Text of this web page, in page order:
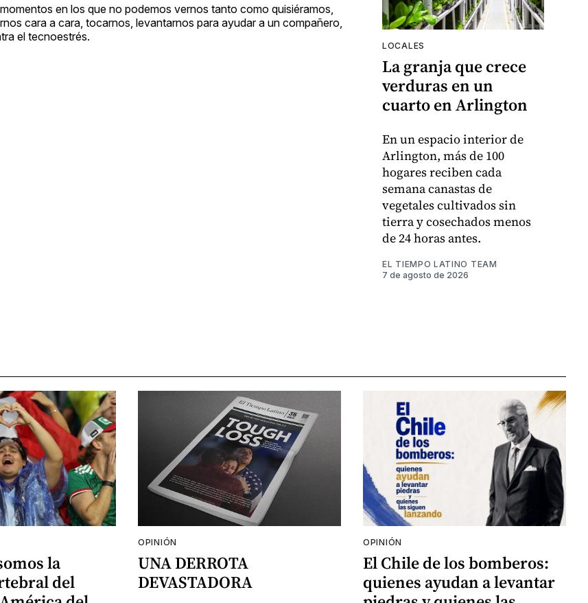
en los que no podemos vernos tanto como quisiéramos,
cara a cara, tocarnos, levantarnos para ayudar a un compañero,
el tecnoestrés.
LOCALES
La granja que crece
verduras en un
cuarto en Arlington
En un espacio interior de
Arlington, más de 100
hogares reciben cada
semana canastas de
vegetales cultivados sin
tierra y cosechados menos
de 24 horas antes.
EL TIEMPO LATINO TEAM
7 de agosto de 2026
la
del
OPINIÓN
UNA DERROTA
DEVASTADORA
OPINIÓN
El Chile de los bomberos:
quienes ayudan a levantar